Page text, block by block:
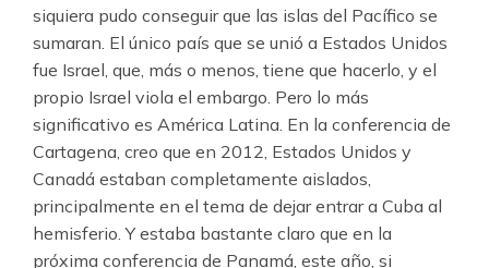
siquiera pudo conseguir que las islas del Pacífico se
sumaran. El único país que se unió a Estados Unidos
fue Israel, que, más o menos, tiene que hacerlo, y el
propio Israel viola el embargo. Pero lo más
significativo es América Latina. En la conferencia de
Cartagena, creo que en 2012, Estados Unidos y
Canadá estaban completamente aislados,
principalmente en el tema de dejar entrar a Cuba al
hemisferio. Y estaba bastante claro que en la
próxima conferencia de Panamá, este año, si